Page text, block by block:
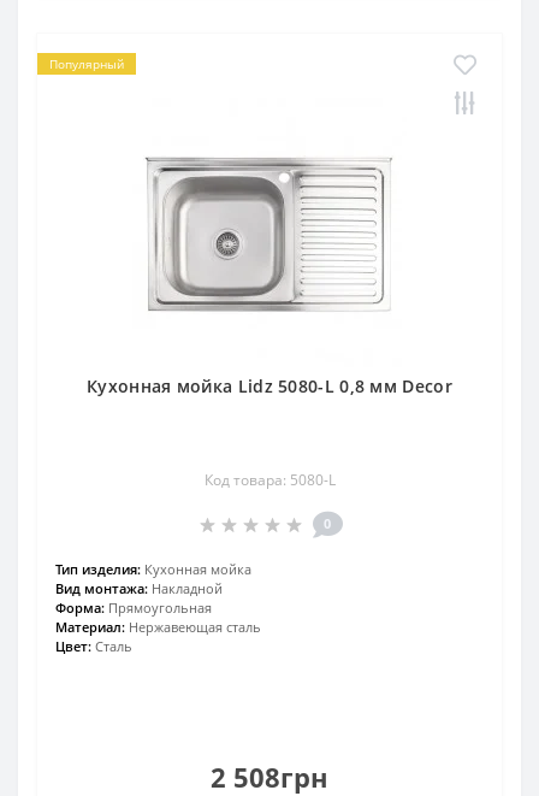
Популярный
Кухонная мойка Lidz 5080-L 0,8 мм Decor
Код товара: 5080-L
0
Тип изделия: Кухонная мойка
Вид монтажа: Накладной
Форма: Прямоугольная
Материал: Нержавеющая сталь
Цвет: Сталь
2 508грн